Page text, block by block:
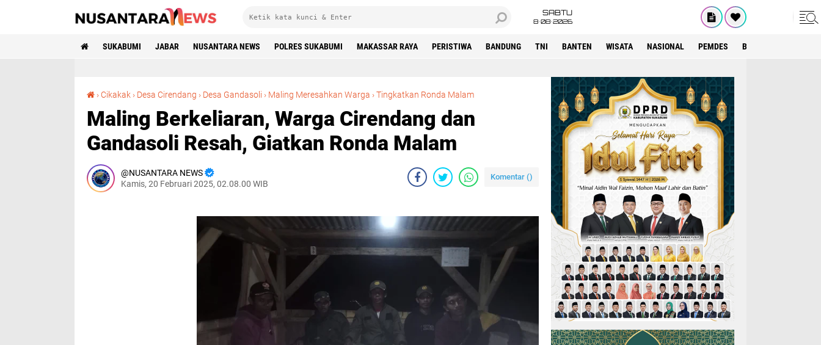
SABTU
8•08•2026
SUKABUMI JABAR NUSANTARA NEWS POLRES SUKABUMI MAKASSAR RAYA PERISTIWA BANDUNG TNI BANTEN WISATA NASIONAL PEMDES BOGOR
› Cikakak › Desa Cirendang › Desa Gandasoli › Maling Meresahkan Warga ›Tingkatkan Ronda Malam
Maling Berkeliaran, Warga Cirendang dan
Gandasoli Resah, Giatkan Ronda Malam
NUSANTARA NEWS
Kamis, 20 Februari 2025, 02.08.00 WIB
Komentar ()